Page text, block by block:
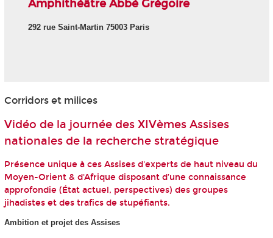
Amphithéâtre Abbé Grégoire
292 rue Saint-Martin 75003 Paris
Corridors et milices
Vidéo de la journée des XIVèmes Assises
nationales de la recherche stratégique
Présence unique à ces Assises d'experts de haut niveau du
Moyen-Orient & d'Afrique disposant d’une connaissance
approfondie (État actuel, perspectives) des groupes
jihadistes et des trafics de stupéfiants.
Ambition et projet des Assises